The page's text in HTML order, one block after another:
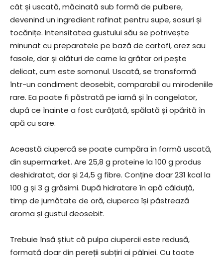
cât și uscată, măcinată sub formă de pulbere,
devenind un ingredient rafinat pentru supe, sosuri și
tocănițe. Intensitatea gustului său se potrivește
minunat cu preparatele pe bază de cartofi, orez sau
fasole, dar și alături de carne la grătar ori pește
delicat, cum este somonul. Uscată, se transformă
într-un condiment deosebit, comparabil cu mirodeniile
rare. Ea poate fi păstrată pe iarnă și în congelator,
după ce înainte a fost curățată, spălată și opărită în
apă cu sare.
Această ciupercă se poate cumpăra în formă uscată,
din supermarket. Are 25,8 g proteine la 100 g produs
deshidratat, dar și 24,5 g fibre. Conține doar 231 kcal la
100 g și 3 g grăsimi. După hidratare în apă călduță,
timp de jumătate de oră, ciuperca își păstrează
aroma și gustul deosebit.
Trebuie însă știut că pulpa ciupercii este redusă,
formată doar din pereții subțiri ai pâlniei. Cu toate